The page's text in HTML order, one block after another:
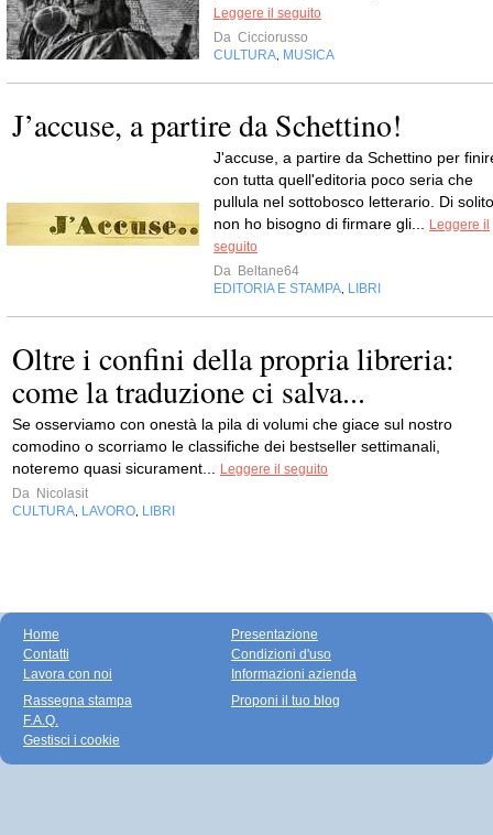
Leggere il seguito
Da Cicciorusso
CULTURA MUSICA
J’accuse, a partire da Schettino!
J'accuse, a partire da Schettino per
con tutta quell'editoria poco seria che
pullula nel sottobosco letterario. Di solito
non ho bisogno di firmare gli...
Leggere il
seguito
Da Beltane64
EDITORIA E STAMPA LIBRI
Oltre i confini della propria libreria:
come la traduzione ci salva...
Se osserviamo con onestà la pila di volumi che giace sul nostro
comodino o scorriamo le classifiche dei bestseller settimanali,
noteremo quasi sicurament...
Leggere il seguito
Da Nicolasit
CULTURA LAVORO LIBRI
Home
Contatti
Lavora con noi
Presentazione
Condizioni d'uso
Informazioni azienda
Rassegna stampa
F.A.Q.
Gestisci i cookie
Proponi il tuo blog